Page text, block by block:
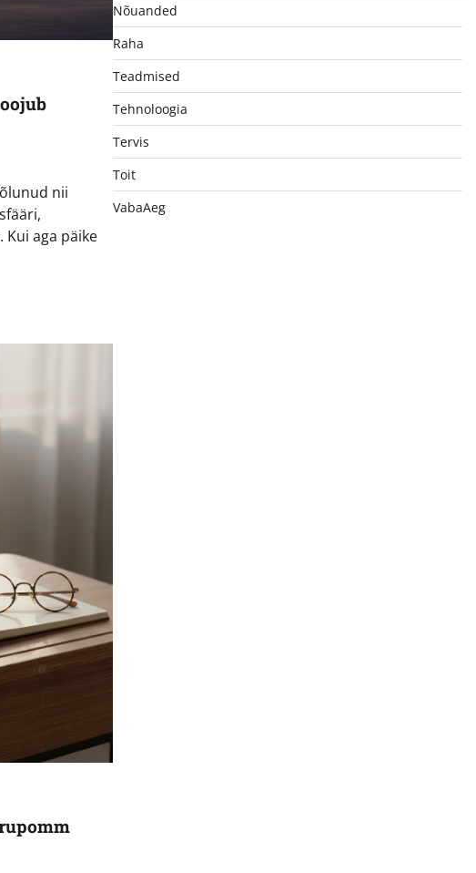
nii
aga päike
Nõuanded
Raha
Teadmised
Tehnoloogia
Tervis
Toit
VabaAeg